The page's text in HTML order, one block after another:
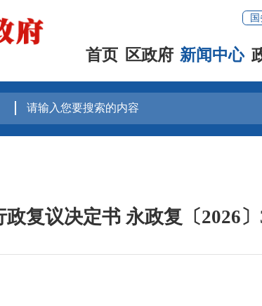
首页 区政府 新闻中心
政复议决定书 永政复〔2026